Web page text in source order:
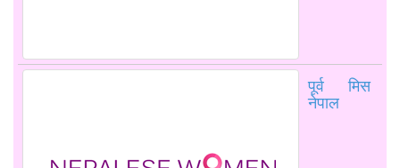
पूर्व मिस
नेपाल